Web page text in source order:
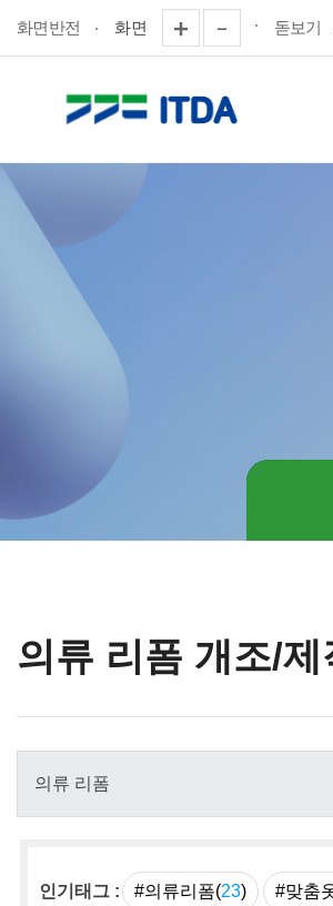
화면반전 화면 돋보기
의류 리폼 개조/제
인기태그 : #의류리폼(23) #맞춤